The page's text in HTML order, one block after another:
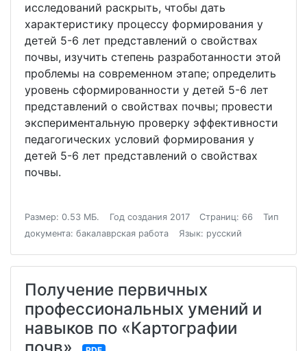
исследований раскрыть, чтобы дать
характеристику процессу формирования у
детей 5-6 лет представлений о свойствах
почвы, изучить степень разработанности этой
проблемы на современном этапе; определить
уровень сформированности у детей 5-6 лет
представлений о свойствах почвы; провести
экспериментальную проверку эффективности
педагогических условий формирования у
детей 5-6 лет представлений о свойствах
почвы.
Размер: 0.53 МБ. Год создания 2017 Страниц: 66
Тип
документа: бакалаврская работа
Язык: русский
Получение первичных
профессиональных умений и
навыков по «Картографии